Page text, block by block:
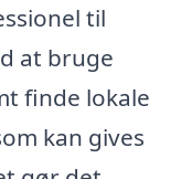
til
at bruge
finde lokale
kan gives